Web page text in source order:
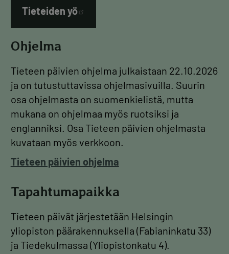
Tieteiden yö
Ohjelma
Tieteen päivien ohjelma julkaistaan 22.10.2026
ja on tutustuttavissa ohjelmasivuilla. Suurin
osa ohjelmasta on suomenkielistä, mutta
mukana on ohjelmaa myös ruotsiksi ja
englanniksi. Osa Tieteen päivien ohjelmasta
kuvataan myös verkkoon.
Tieteen päivien ohjelma
Tapahtumapaikka
Tieteen päivät järjestetään Helsingin
yliopiston päärakennuksella (Fabianinkatu 33)
ja Tiedekulmassa (Yliopistonkatu 4).